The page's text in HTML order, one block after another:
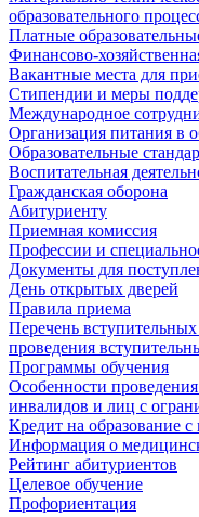
образовательного
Платные
Финансово-
Вакантные места для
Стипендии и меры
Международное
Организация питания в
Образовательные
Воспитательная
Гражданская оборона
Абитуриенту
Приемная комиссия
Профессии и
Документы для
День открытых дверей
Правила приема
Перечень
проведения
Программы обучения
Особенности
инвалидов и лиц с
Кредит на образование с
Информация о
Рейтинг абитуриентов
Целевое обучение
Профориентация